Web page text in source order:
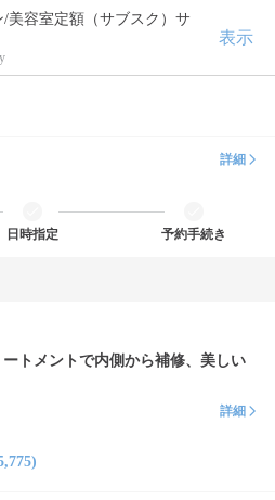
/美容室定額（サブスク）サ
表示
詳細
日時指定 予約手続き
トメントで内側から補修、美しい
詳細